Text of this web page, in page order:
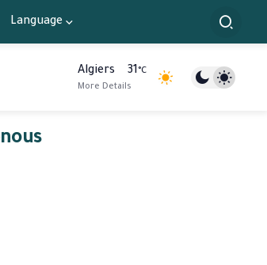
Language
Algiers 31°C
More Details